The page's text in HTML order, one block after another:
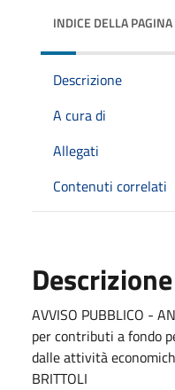
INDICE DELLA PAGINA
Descrizione
A cura di
Allegati
Contenuti correlati
Descrizione
AVVISO PUBBLICO -
per contributi a fondo
dalle attività
BRITTOLI